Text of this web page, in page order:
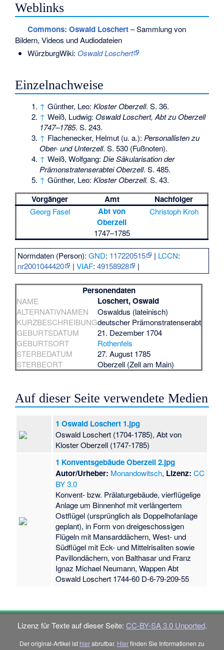
Weblinks
Commons: Oswald Loschert– Sammlung von
Bildern, Videos und Audiodateien
WürzburgWiki: Oswald Loschert
Einzelnachweise
↑ Günther, Leo:Kloster Oberzell. S. 36.
↑ Weiß, Ludwig:Oswald Loschert, Abt zu Oberzell
1747–1785. S. 243.
↑ Flachenecker, Helmut (u. a.):Personallisten zu
Ober- und Unterzell. S. 530 (Fußnoten).
↑ Weiß, Wolfgang:Die Säkularisation der
Prämonstratenserabtei Oberzell. S. 485.
↑ Günther, Leo:Kloster Oberzell. S. 43.
Vorgänger Amt Nachfolger
Georg Fasel
Abt von
Oberzell
1747–1785
Christoph Kroh
Normdaten (Person):GND: 117220515 | LCCN:
nr2001044420
|VIAF:49158928 |
Personendaten
NAME Loschert, Oswald
ALTERNATIVNAMEN
Oswaldus (lateinisch)
KURZBESCHREIBUNGdeutscher Prämonstratenserabt
GEBURTSDATUM
21. Dezember 1704
GEBURTSORT
Rothenfels
STERBEDATUM
27. August 1785
STERBEORT
Oberzell (Zell am Main)
Auf dieser Seite verwendete Medien
1 Oswald Loschert 1.jpg
Oswald Loschert (1704-1785), Abt von
Kloster Oberzell (1747-1785)
1 Konventsgebäude Oberzell 2.jpg
Autor/Urheber: Monandowitsch, Lizenz: CC
BY 3.0
Konvent- bzw. Prälaturgebäude, vierflügelige
Anlage um Binnenhof mit verlängertem
Ostflügel (ursprünglich als Doppelhofanlage
geplant), in Form von dreigeschossigen
Flügeln mit Mansarddächern, West- und
Südflügel mit Eck- und Mittelrisaliten sowie
Pavillondächern, von Balthasar und Franz
Ignaz Michael Neumann, Wappen Abt
Oswald Loschert 1744-60 D-6-79-209-55
Lizenz für Texte auf dieser Seite: CC-BY-SA 3.0 Unported.
Der original-Artikel ist hierabrufbar. Hierfinden Sie Informationen zu